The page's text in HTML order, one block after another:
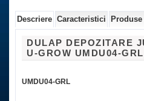
Descriere Caracteristici
DULAP DEPOZITARE
U-GROW UMDU04-GRL
UMDU04-GRL